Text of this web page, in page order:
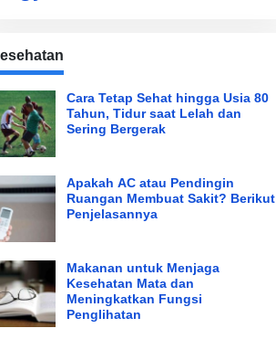
Cara Tetap Sehat hingga Usia 80
Tahun, Tidur saat Lelah dan
Sering Bergerak
Apakah AC atau Pendingin
Ruangan Membuat Sakit? Berikut
Penjelasannya
Makanan untuk Menjaga
Kesehatan Mata dan
Meningkatkan Fungsi
Penglihatan